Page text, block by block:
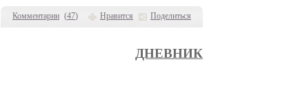
Комментарии (47) Нравится Поделиться
ДНЕВНИК